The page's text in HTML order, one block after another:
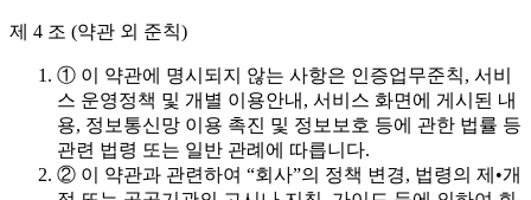
제 4 조 (약관 외 준칙)
① 이 약관에 명시되지 않는 사항은 인증업무준칙, 서비
스 운영정책 및 개별 이용안내, 서비스 화면에 게시된 내
용, 정보통신망 이용 촉진 및 정보보호 등에 관한 법률 등
관련 법령 또는 일반 관례에 따릅니다.
② 이 약관과 관련하여 “회사”의 정책 변경, 법령의 제•개